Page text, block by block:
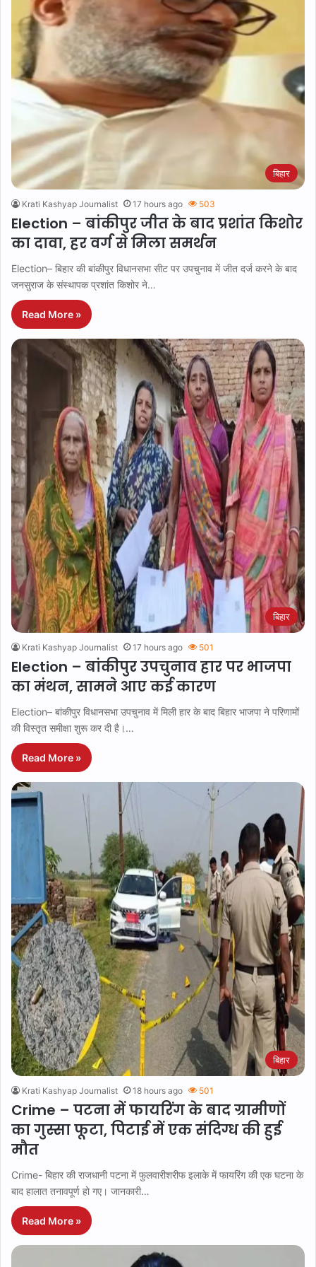
बिहार
Krati Kashyap Journalist 17 hours ago 503
Election – बांकीपुर जीत के बाद प्रशांत किशोर
का दावा, हर वर्ग से मिला समर्थन
Election– बिहार की बांकीपुर विधानसभा सीट पर उपचुनाव में जीत दर्ज करने के बाद
जनसुराज के संस्थापक प्रशांत किशोर ने…
Read More »
बिहार
Krati Kashyap Journalist 17 hours ago 501
Election – बांकीपुर उपचुनाव हार पर भाजपा
का मंथन, सामने आए कई कारण
Election– बांकीपुर विधानसभा उपचुनाव में मिली हार के बाद बिहार भाजपा ने परिणामों
की विस्तृत समीक्षा शुरू कर दी है।…
Read More »
बिहार
Krati Kashyap Journalist 18 hours ago 501
Crime – पटना में फायरिंग के बाद ग्रामीणों
का गुस्सा फूटा, पिटाई में एक संदिग्ध की हुई
मौत
Crime- बिहार की राजधानी पटना में फुलवारीशरीफ इलाके में फायरिंग की एक घटना के
बाद हालात तनावपूर्ण हो गए। जानकारी…
Read More »